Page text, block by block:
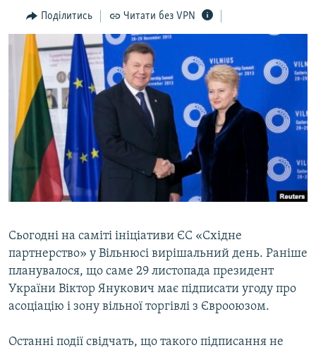
Перейти
до
пошуку
ПОГЛЯД
ІНТЕРВ'Ю
ВСЕ ЗА ДЕНЬ
СПЕЦПРОЕКТИ
ДЕПОРТАЦІЯ
ВІДЕОУРОКИ «ELIFBE»
СВІДЧЕННЯ ОКУПАЦІЇ
УКРАЇНСЬКА ПРОБЛЕМА КРИМУ
ЯК ОБІЙТИ БЛОКУВАННЯ
Русский
Qırımtatar
Усі сайти RFE/RL
Поділитись Читати без VPN
Cьогодні на саміті ініціативи ЄС «Східне
партнерство» у Вільнюсі вирішальний день. Раніше
планувалося, що саме 29 листопада президент
України Віктор Янукович має підписати угоду про
асоціацію і зону вільної торгівлі з Єврооюзом.
Останні події свідчать, що такого підписання не